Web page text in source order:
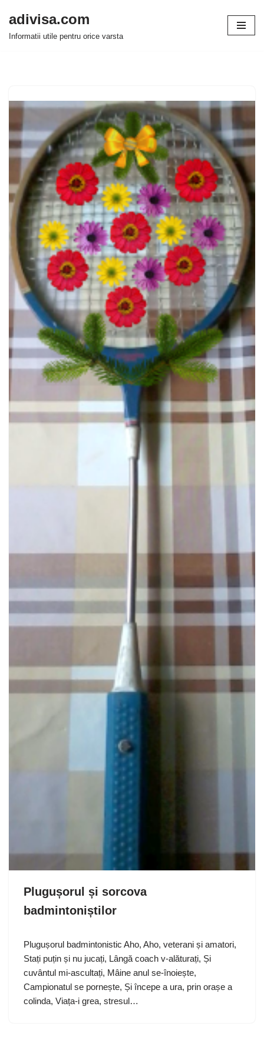
Sari
adivisa.com
Informatii utile pentru orice varsta
Plugușorul și sorcova
badmintoniștilor
Plugușorul badmintonistic Aho, Aho, veterani și amatori,
Stați puțin și nu jucați, Lângă coach v-alăturați, Și
cuvântul mi-ascultați, Mâine anul se-înoiește,
Campionatul se pornește, Și începe a ura, prin orașe a
colinda, Viața-i grea, stresul…